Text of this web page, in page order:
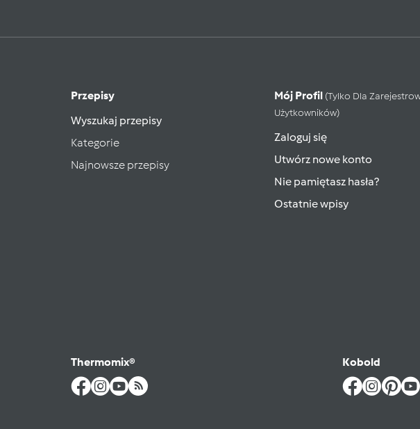
Przepisy
Wyszukaj przepisy
Kategorie
Najnowsze przepisy
Mój Profil (tylko Dla
Użytkowników)
Zaloguj się
Utwórz nowe konto
Nie pamiętasz hasła?
Ostatnie wpisy
Thermomix® Kobold